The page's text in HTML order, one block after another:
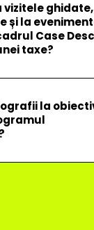
ghidate,
și la
Case
taxe?
la